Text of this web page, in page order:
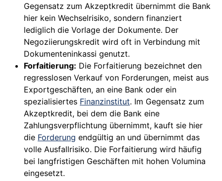
Gegensatz zum Akzeptkredit übernimmt die Bank
hier kein Wechselrisiko, sondern finanziert
lediglich die Vorlage der Dokumente. Der
Negoziierungskredit wird oft in Verbindung mit
Dokumenteninkassi genutzt.
Forfaitierung: Die Forfaitierung bezeichnet den
regresslosen Verkauf von Forderungen, meist aus
Exportgeschäften, an eine Bank oder ein
spezialisiertes Finanzinstitut. Im Gegensatz zum
Akzeptkredit, bei dem die Bank eine
Zahlungsverpflichtung übernimmt, kauft sie hier
die Forderung endgültig an und übernimmt das
volle Ausfallrisiko. Die Forfaitierung wird häufig
bei langfristigen Geschäften mit hohen Volumina
eingesetzt.